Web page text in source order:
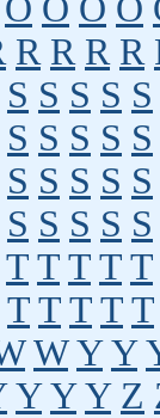
O O O O
R R R R
S S S S S
S S S S S
S S S S S
S S S S S
T T T T T
T T T T T
W Y Y
Y Y Y Z